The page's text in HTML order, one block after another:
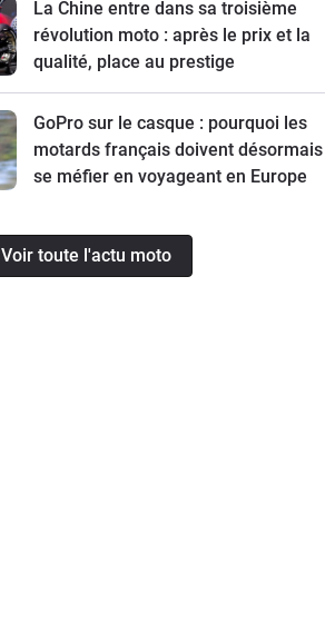
La Chine entre dans sa troisième
révolution moto : après le prix et la
qualité, place au prestige
GoPro sur le casque : pourquoi les
motards français doivent désormais
se méfier en voyageant en Europe
Voir toute l'actu moto